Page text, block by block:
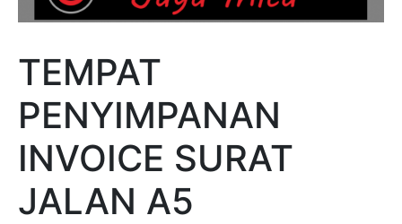
TEMPAT
PENYIMPANAN
INVOICE SURAT
JALAN A5